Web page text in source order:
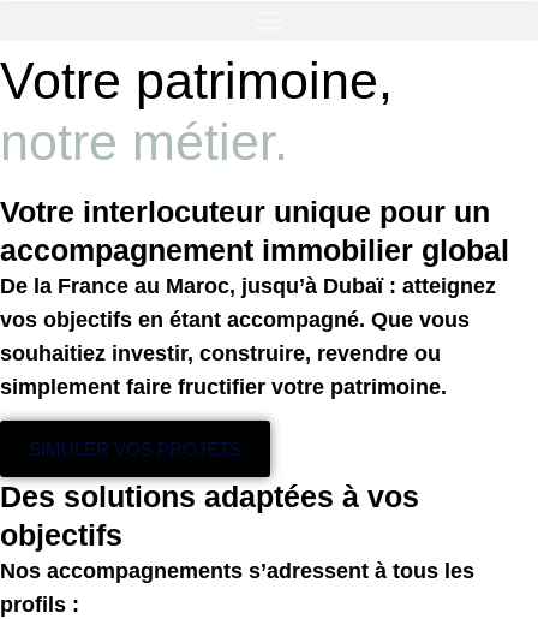
Votre patrimoine,
notre métier.
Votre interlocuteur unique pour un
accompagnement immobilier global
De la France au Maroc, jusqu’à Dubaï : atteignez
vos objectifs en étant accompagné. Que vous
souhaitiez investir, construire, revendre ou
simplement faire fructifier votre patrimoine.
SIMULER VOS PROJETS
Des solutions adaptées à vos
objectifs
Nos accompagnements s’adressent à tous les
profils :